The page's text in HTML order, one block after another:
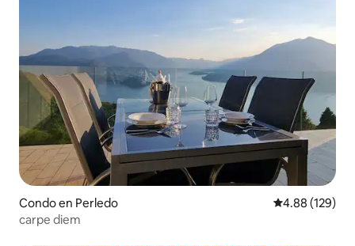
Condo en Perledo Calificación
4.88 (129)
carpe diem